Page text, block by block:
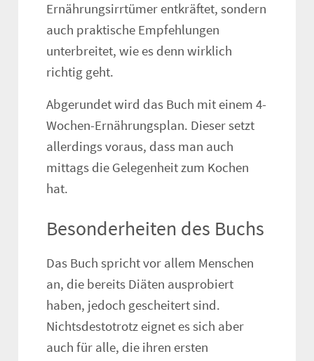
Ernährungsirrtümer entkräftet, sondern
auch praktische Empfehlungen
unterbreitet, wie es denn wirklich
richtig geht.
Abgerundet wird das Buch mit einem 4-
Wochen-Ernährungsplan. Dieser setzt
allerdings voraus, dass man auch
mittags die Gelegenheit zum Kochen
hat.
Besonderheiten des Buchs
Das Buch spricht vor allem Menschen
an, die bereits Diäten ausprobiert
haben, jedoch gescheitert sind.
Nichtsdestotrotz eignet es sich aber
auch für alle, die ihren ersten